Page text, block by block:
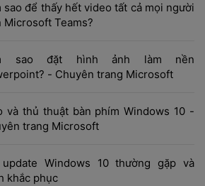
sao để thấy hết video tất cả mọi người
Microsoft Teams?
sao đặt hình ảnh làm nền
- Chuyên trang Microsoft
và thủ thuật bàn phím Windows 10 -
trang Microsoft
Windows 10 thường gặp và
khắc phục